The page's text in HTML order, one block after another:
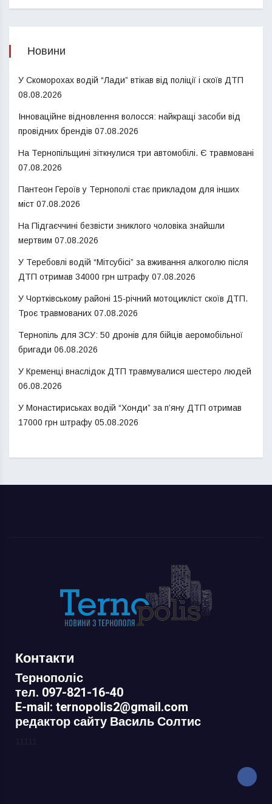
Новини
У Скоморохах водій “Лади” втікав від поліції і скоїв ДТП
08.08.2026
Інноваційне відновлення волосся: найкращі засоби від
провідних брендів 07.08.2026
На Тернопільщині зіткнулися три автомобілі. Є травмовані
07.08.2026
Пантеон Героїв у Тернополі стає прикладом для інших
міст 07.08.2026
На Підгаєччині безвісти зниклого чоловіка знайшли
мертвим 07.08.2026
У Теребовлі водій “Мітсубісі” за вживання алкоголю після
ДТП отримав 34000 грн штрафу 07.08.2026
У Чортківському районі 15-річний мотоцикліст скоїв ДТП.
Троє травмованих 07.08.2026
Тернопіль для ЗСУ: 50 дронів для бійців аеромобільної
бригади 06.08.2026
У Кременці внаслідок ДТП травмувалися шестеро людей
06.08.2026
У Монастириськах водій “Хонди” за п’яну ДТП отримав
17000 грн штрафу 05.08.2026
Контакти
Тернополіс
тел. 097-821-16-40
E-mail: ternopolis2@gmail.com
редактор сайту Василь Солтис